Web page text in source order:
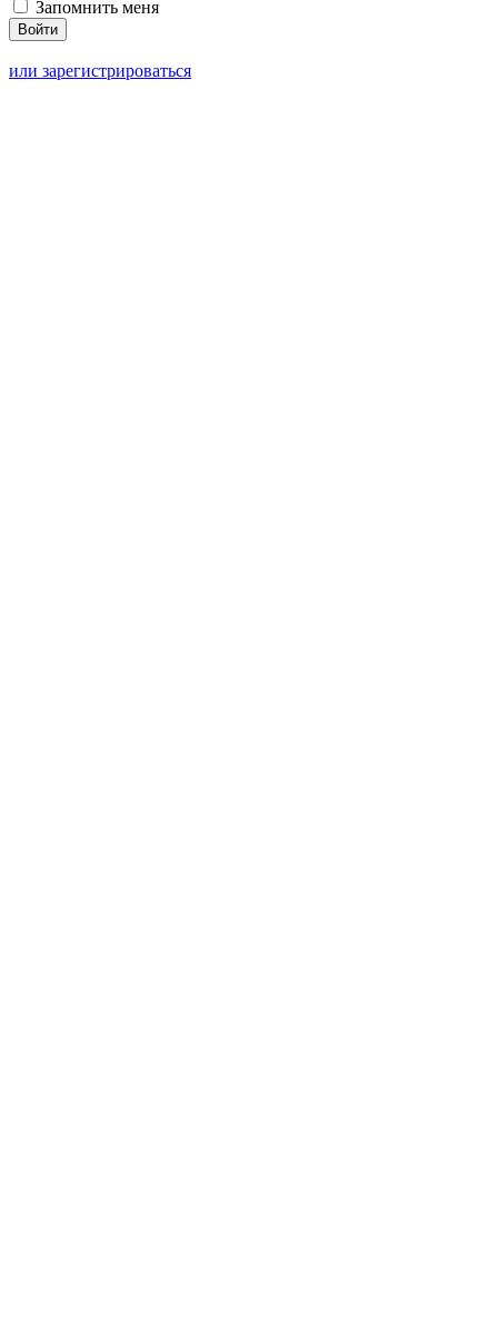
Запомнить меня
или зарегистрироваться